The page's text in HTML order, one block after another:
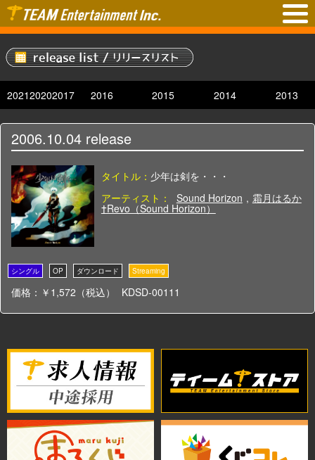
202120202017 2016 2015 2014 2013
2006.10.04 release
タイトル： 少年は剣を・・・
アーティスト：
Sound Horizon , 霜月はるか
†Revo（Sound Horizon）
価格：￥1,572（税込） KDSD-00111